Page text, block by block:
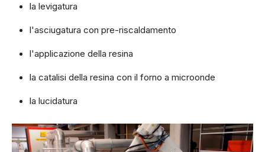
la levigatura
l'asciugatura con pre-riscaldamento
l'applicazione della resina
la catalisi della resina con il forno a microonde
la lucidatura